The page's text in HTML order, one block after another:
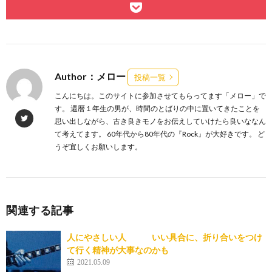
Author：メロー 投稿一覧
こんにちは。このサイトに参加させてもらってます「メロー」で
す。 還暦１年生の男が、時間のとばりの中に置いてきたことを
思い出しながら、古き良きモノをお伝えしていけたら良いななん
て考えてます。 60年代から80年代の『Rock』が大好きです。 ど
うぞ宜しくお願いします。
関連する記事
人にやさしい人 いい具合に、折り合いをつけ
て行く精神が大事なのかも
2021.05.09